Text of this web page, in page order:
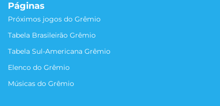
Páginas
Próximos jogos do Grêmio
Tabela Brasileirão Grêmio
Tabela Sul-Americana Grêmio
Elenco do Grêmio
Músicas do Grêmio